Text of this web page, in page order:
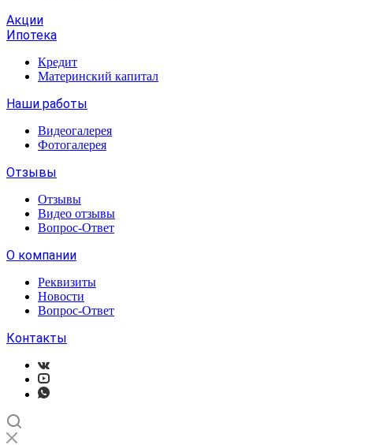
Акции
Ипотека
Кредит
Материнский капитал
Наши работы
Видеогалерея
Фотогалерея
Отзывы
Отзывы
Видео отзывы
Вопрос-Ответ
О компании
Реквизиты
Новости
Вопрос-Ответ
Контакты